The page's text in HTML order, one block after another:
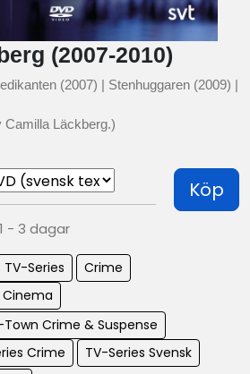
(2007-2010)
(2007) | Stenhuggaren (2009) |
Camilla Läckberg.)
Köp
- 3 dagar
TV-Series
Crime
Cinema
Crime & Suspense
Crime
TV-Series Svensk